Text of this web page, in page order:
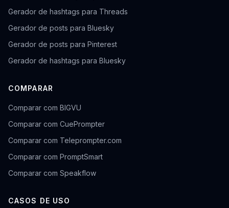
Gerador de hashtags para Threads
Gerador de posts para Bluesky
Gerador de posts para Pinterest
Gerador de hashtags para Bluesky
COMPARAR
Comparar com BIGVU
Comparar com CuePrompter
Comparar com Teleprompter.com
Comparar com PromptSmart
Comparar com Speakflow
CASOS DE USO